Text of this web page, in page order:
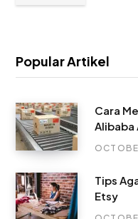
Popular Artikel
Cara
Alibaba
Tips
Etsy